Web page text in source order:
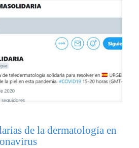
de la dermatología en